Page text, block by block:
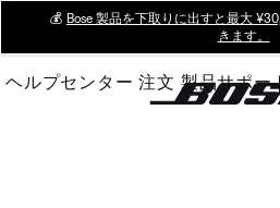
Main
💰 Bose 製品を下取りに出すと最大
きます。
ヘルプセンター 注文 製品サポー